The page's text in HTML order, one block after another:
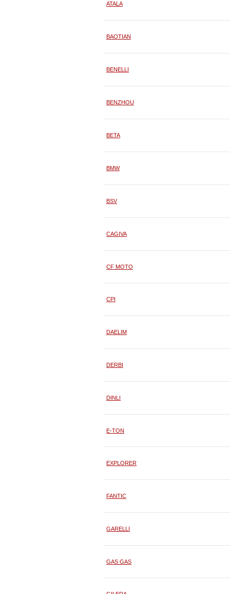
ATALA
BAOTIAN
BENELLI
BENZHOU
BETA
BMW
BSV
CAGIVA
CF MOTO
CPI
DAELIM
DERBI
DINLI
E-TON
EXPLORER
FANTIC
GARELLI
GAS GAS